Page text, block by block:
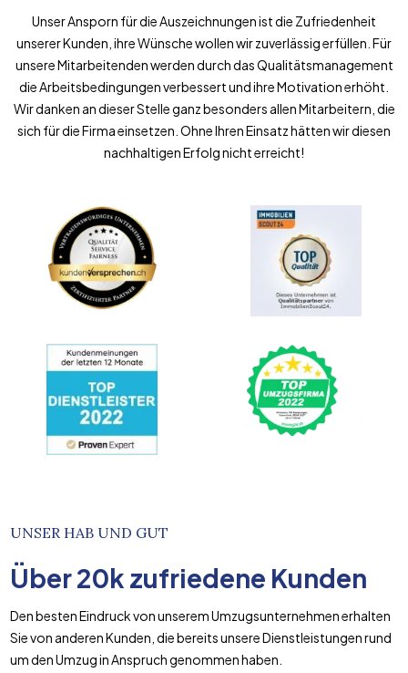
Unser Ansporn für die Auszeichnungen ist die Zufriedenheit
unserer Kunden, ihre Wünsche wollen wir zuverlässig erfüllen. Für
unsere Mitarbeitenden werden durch das Qualitätsmanagement
die Arbeitsbedingungen verbessert und ihre Motivation erhöht.
Wir danken an dieser Stelle ganz besonders allen Mitarbeitern, die
sich für die Firma einsetzen. Ohne Ihren Einsatz hätten wir diesen
nachhaltigen Erfolg nicht erreicht!
UNSER HAB UND GUT
Über20k zufriedene Kunden
Den besten Eindruck von unserem Umzugsunternehmen erhalten
Sie von anderen Kunden, die bereits unsere Dienstleistungen rund
um den Umzug in Anspruch genommen haben.